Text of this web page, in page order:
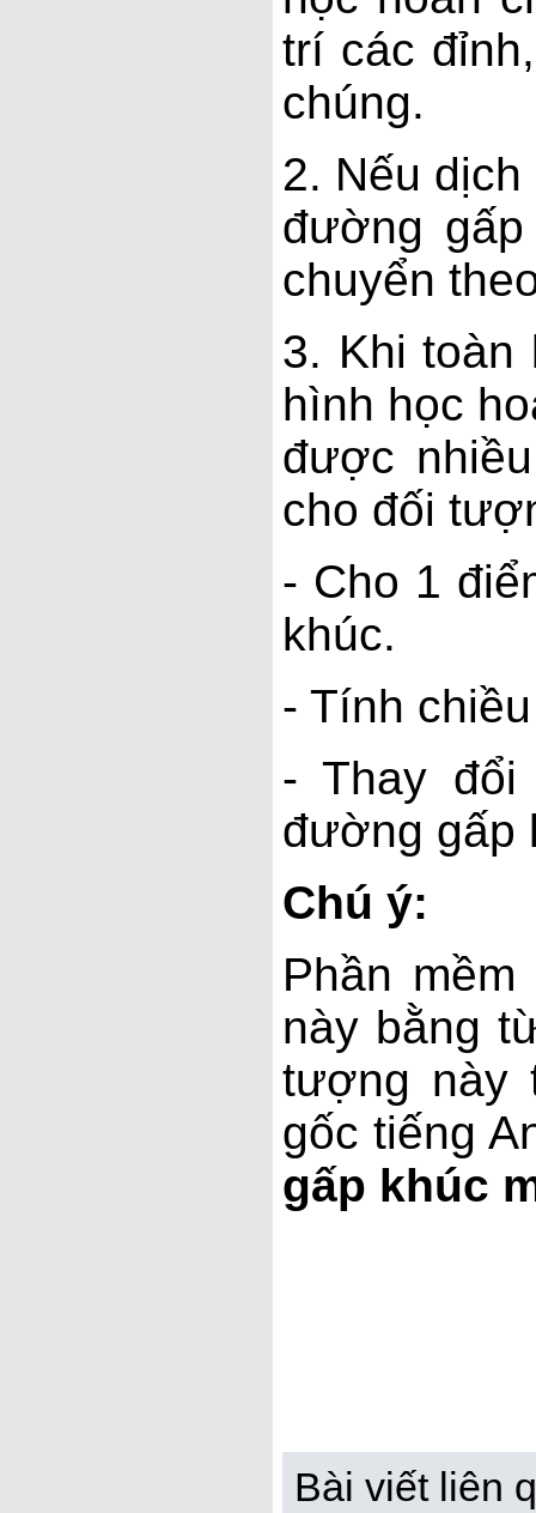
trí các
chúng.
2. Nếu
đường
chuyển
3. Khi
hình học
được
cho đối
- Cho 1
khúc.
- Tính
- Thay
đường gấp
Chú ý:
Phần
này bằng
tượng này
gốc tiếng
gấp khúc
Bài viết liên